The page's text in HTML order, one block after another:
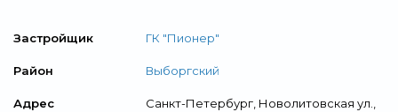
Застройщик ГК "Пионер"
Район Выборгский
Адрес
Санкт-Петербург, Новолитовская ул.,